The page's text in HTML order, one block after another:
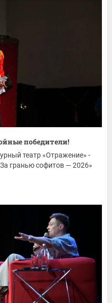
победители!
театр «Отражение» -
гранью софитов — 2026»